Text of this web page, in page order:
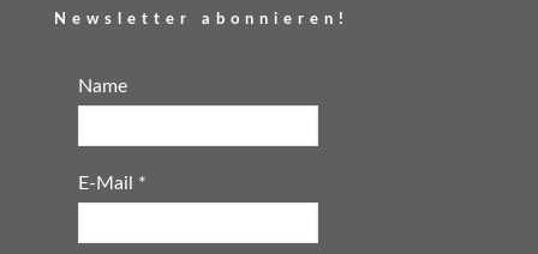
Newsletter abonnieren!
Name
E-Mail *